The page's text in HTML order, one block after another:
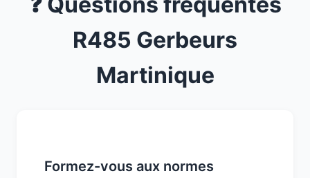
R485 Gerbeurs
Martinique
Formez-vous aux normes